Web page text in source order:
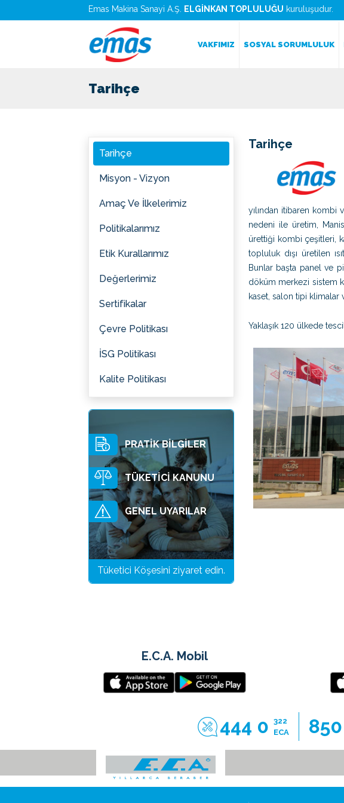
Emas Makina Sanayi A.Ş. ELGİNKAN TOPLULUĞU kuruluşudur.
VAKFIMIZ SOSYAL SORUMLULUK
Tarihçe
Tarihçe
Misyon - Vizyon
Amaç Ve İlkelerimiz
Politikalarımız
Etik Kurallarımız
Değerlerimiz
Sertifikalar
Çevre Politikası
İSG Politikası
Kalite Politikası
PRATİK BİLGİLER
TÜKETİCİ KANUNU
GENEL UYARILAR
Tüketici Köşesini ziyaret edin.
Tarihçe
yılından itibaren kombi
nedeni ile üretim,
ürettiği kombi çeşitleri,
topluluk dışı üretilen
Bunlar başta panel ve
döküm merkezi sistem
kaset, salon tipi klimalar
Yaklaşık 120 ülkede
E.C.A. Mobil
444 0 322
ECA